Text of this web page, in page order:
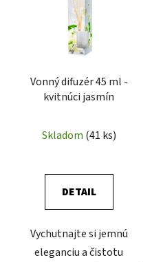
Vonný difuzér 45 ml -
kvitnúci jasmín
Skladom (41 ks)
DETAIL
Vychutnajte si jemnú
eleganciu a čistotu